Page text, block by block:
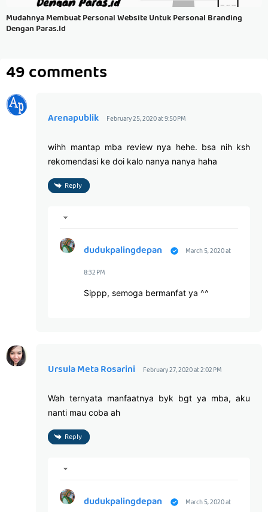
Mudahnya Membuat Personal Website Untuk Personal Branding
Dengan Paras.id
49 comments
Arenapublik February 25, 2020 at 9:50 PM
wihh mantap mba review nya hehe. bsa nih ksh
rekomendasi ke doi kalo nanya nanya haha
Reply
dudukpalingdepan
March 5, 2020 at
8:32 PM
Sippp, semoga bermanfat ya ^^
Ursula Meta Rosarini February 27, 2020 at 2:02 PM
Wah ternyata manfaatnya byk bgt ya mba, aku
nanti mau coba ah
Reply
dudukpalingdepan
March 5, 2020 at